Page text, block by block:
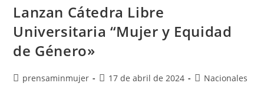
Lanzan Cátedra Libre
Universitaria “Mujer y Equidad
de Género»
prensaminmujer 17 de abril de 2024 Nacionales